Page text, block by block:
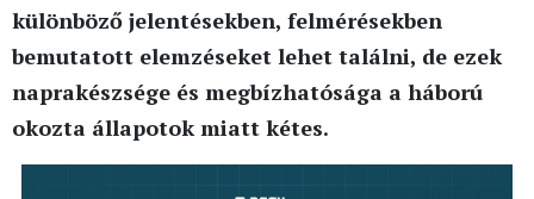
különböző jelentésekben, felmérésekben
bemutatott elemzéseket lehet találni, de ezek
naprakészsége és megbízhatósága a háború
okozta állapotok miatt kétes.